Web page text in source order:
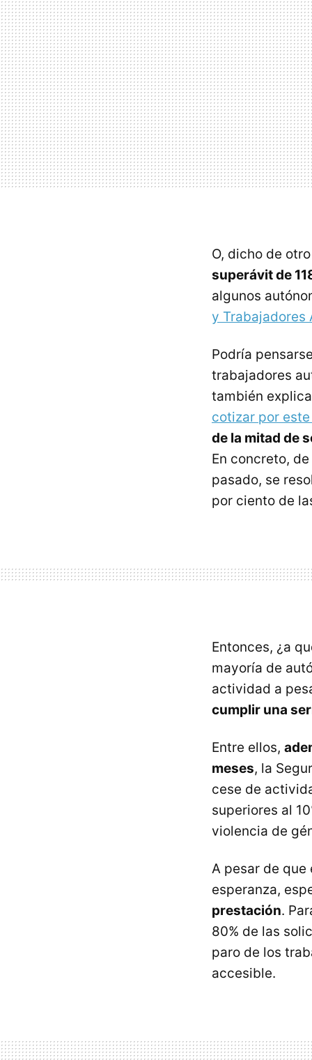
O, dicho de
superávit de
algunos
y Trabajadores
Podría
trabajadores
también
cotizar por
de la mitad de
En concreto,
pasado, se
por ciento de
Entonces, ¿a
mayoría de
actividad a
cumplir una
Entre ellos,
meses, la
cese de
superiores al
violencia de
A pesar de que
esperanza,
prestación.
80% de las
paro de los
accesible.